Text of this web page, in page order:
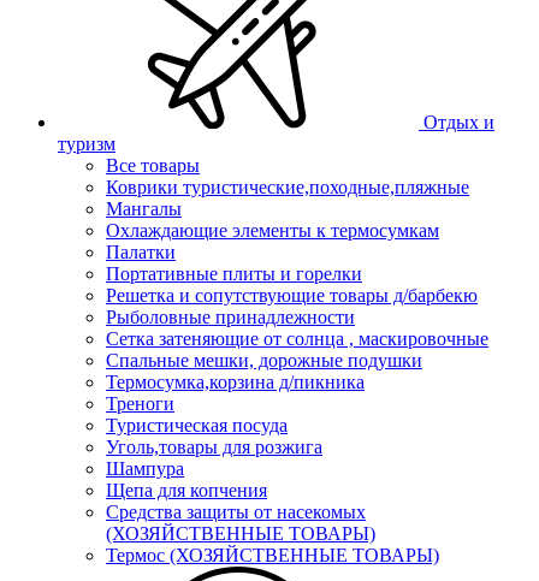
Отдых и
туризм
Все товары
Коврики туристические,походные,пляжные
Мангалы
Охлаждающие элементы к термосумкам
Палатки
Портативные плиты и горелки
Решетка и сопутствующие товары д/барбекю
Рыболовные принадлежности
Сетка затеняющие от солнца , маскировочные
Спальные мешки, дорожные подушки
Термосумка,корзина д/пикника
Треноги
Туристическая посуда
Уголь,товары для розжига
Шампура
Щепа для копчения
Средства защиты от насекомых
(ХОЗЯЙСТВЕННЫЕ ТОВАРЫ)
Термос (ХОЗЯЙСТВЕННЫЕ ТОВАРЫ)